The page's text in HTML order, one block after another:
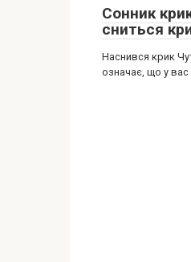
Сонник
сниться
Наснився крик
означає, що у вас